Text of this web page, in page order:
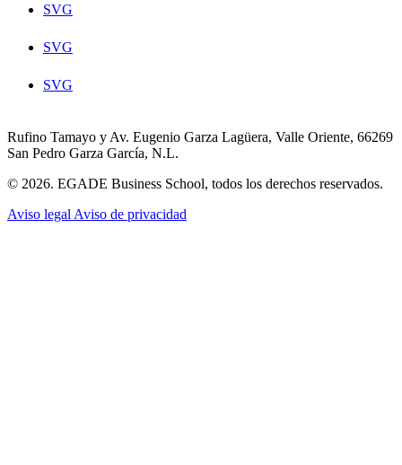
SVG
SVG
SVG
Rufino Tamayo y Av. Eugenio Garza Lagüera, Valle Oriente, 66269
San Pedro Garza García, N.L.
© 2026. EGADE Business School, todos los derechos reservados.
Aviso legal Aviso de privacidad